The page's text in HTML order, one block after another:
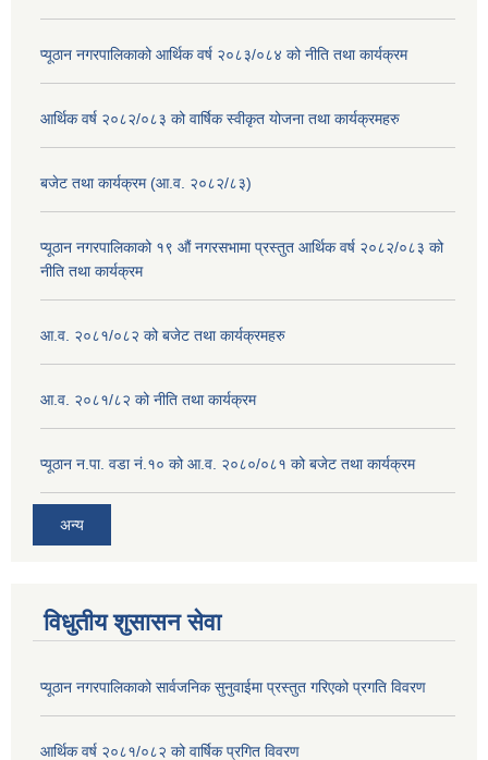
प्यूठान नगरपालिकाको आर्थिक वर्ष २०८३/०८४ को नीति तथा कार्यक्रम
आर्थिक वर्ष २०८२/०८३ को वार्षिक स्वीकृत योजना तथा कार्यक्रमहरु
बजेट तथा कार्यक्रम (आ.व. २०८२/८३)
प्यूठान नगरपालिकाको १९ औं नगरसभामा प्रस्तुत आर्थिक वर्ष २०८२/०८३ को
नीति तथा कार्यक्रम
आ.व. २०८१/०८२ को बजेट तथा कार्यक्रमहरु
आ.व. २०८१/८२ को नीति तथा कार्यक्रम
प्यूठान न.पा. वडा नं.१० को आ.व. २०८०/०८१ को बजेट तथा कार्यक्रम
अन्य
विधुतीय शुसासन सेवा
प्यूठान नगरपालिकाको सार्वजनिक सुनुवाईमा प्रस्तुत गरिएको प्रगति विवरण
आर्थिक वर्ष २०८१/०८२ को वार्षिक प्रगित विवरण